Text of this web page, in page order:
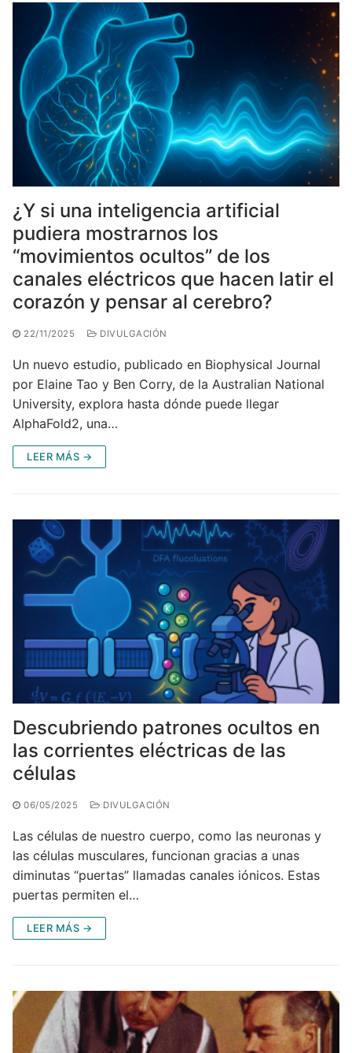
¿Y si una inteligencia artificial
pudiera mostrarnos los
“movimientos ocultos” de los
canales eléctricos que hacen latir el
corazón y pensar al cerebro?
22/11/2025 DIVULGACIÓN
Un nuevo estudio, publicado en Biophysical Journal
por Elaine Tao y Ben Corry, de la Australian National
University, explora hasta dónde puede llegar
AlphaFold2, una…
LEER MÁS →
Descubriendo patrones ocultos en
las corrientes eléctricas de las
células
06/05/2025 DIVULGACIÓN
Las células de nuestro cuerpo, como las neuronas y
las células musculares, funcionan gracias a unas
diminutas “puertas” llamadas canales iónicos. Estas
puertas permiten el…
LEER MÁS →